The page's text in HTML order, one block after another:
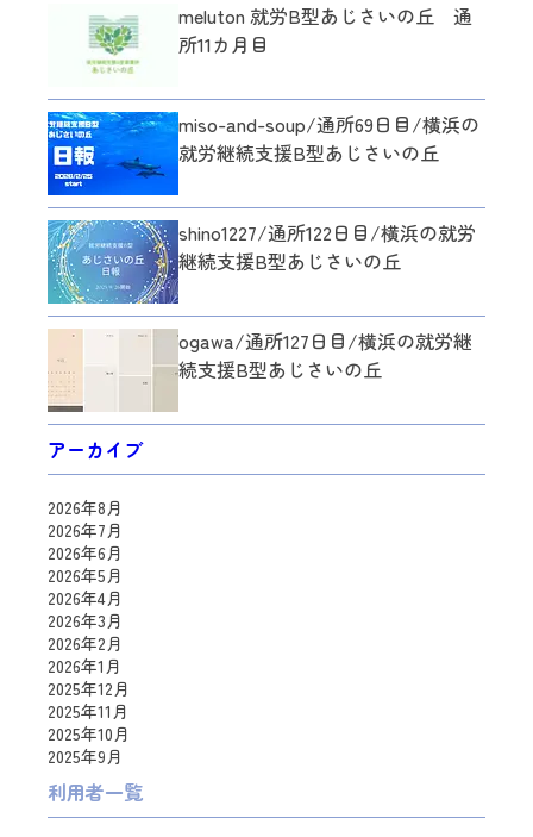
meluton 就労B型あじさいの丘 通
所11カ月目
miso-and-soup/通所69日目/横浜の
就労継続支援B型あじさいの丘
shino1227/通所122日目/横浜の就労
継続支援B型あじさいの丘
ogawa/通所127日目/横浜の就労継
続支援B型あじさいの丘
アーカイブ
2026年8月
2026年7月
2026年6月
2026年5月
2026年4月
2026年3月
2026年2月
2026年1月
2025年12月
2025年11月
2025年10月
2025年9月
利用者一覧